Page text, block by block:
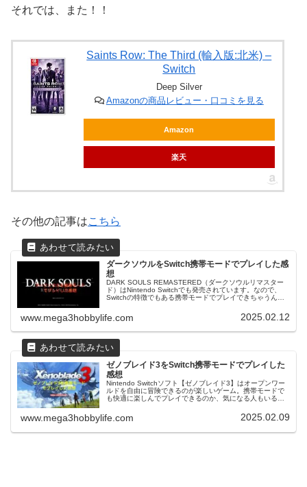
それでは、また！！
Saints Row: The Third (輸入版:北米) –
Switch
Deep Silver
Amazonの商品レビュー・口コミを見る
Amazon
楽天
その他の記事はこちら
ダークソウルをSwitch携帯モードでプレイした感
想
DARK SOULS REMASTERED（ダークソウルリマスター
ド）はNintendo Switchでも発売されています。なので、
Switchの特徴でもある携帯モードでプレイできちゃうんで
www.mega3hobbylife.com 2025.02.12
ゼノブレイド3をSwitch携帯モードでプレイした
感想
Nintendo Switchソフト【ゼノブレイド3】はオープンワー
ルドを自由に冒険できるのが楽しいゲーム。携帯モードで
も快適に楽しんでプレイできるのか、気になる人もいるの
ていきます。携帯...
www.mega3hobbylife.com 2025.02.09